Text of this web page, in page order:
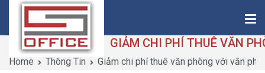
content
Saigon-Office
Saving Is Solution
Home Thông Tin Giảm chi phí thuê văn phòng với văn